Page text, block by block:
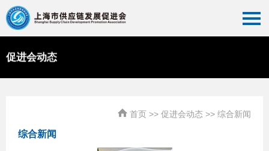
促进会动态
综合新闻
首页 >> 促进会动态 >> 综合新闻